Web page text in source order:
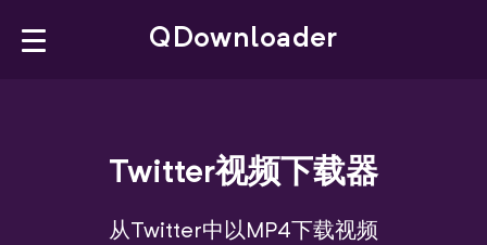
×
YouTube Downloader
YouTube to MP4
QDownloader
Twitter视频下载器
从Twitter中以MP4下载视频